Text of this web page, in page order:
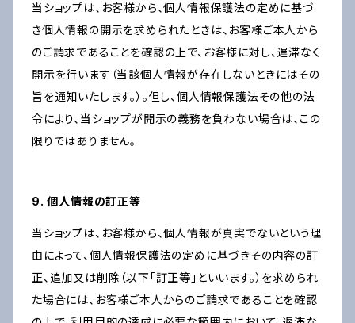
当ショップは、お客様から、個人情報保護法の定めに基づ
き個人情報の開示を求められたときは、お客様ご本人から
のご請求であることを確認の上で、お客様に対し、遅滞なく
開示を行います（当該個人情報が存在しないときにはその
旨を通知いたします。）。但し、個人情報保護法その他の法
令により、当ショップが開示の義務を負わない場合は、この
限りではありません。
9. 個人情報の訂正等
当ショップは、お客様から、個人情報が真実でないという理
由によって、個人情報保護法の定めに基づきその内容の訂
正、追加又は削除（以下「訂正等」といいます。）を求められ
た場合には、お客様ご本人からのご請求であることを確認